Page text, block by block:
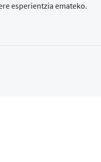
esperientzia emateko.